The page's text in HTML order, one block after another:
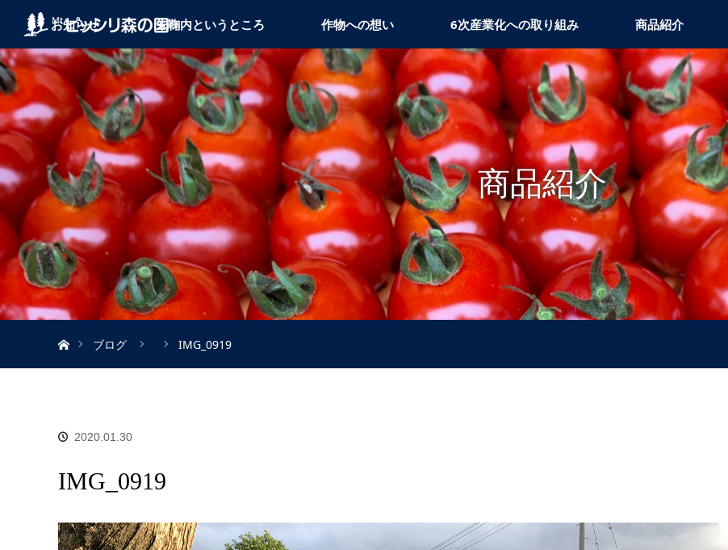
お知らせ 朱鞠内というところ 作物への想い 6次産業化への取り組み 商品紹介
商品紹介
ブログ
IMG_0919
2020.01.30
IMG_0919